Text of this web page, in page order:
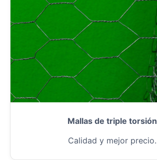
Mallas de triple torsión
Calidad y mejor precio.